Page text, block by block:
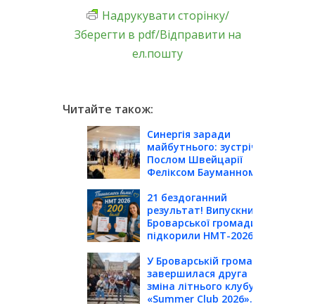
Надрукувати сторінку/
Зберегти в pdf/Відправити на
ел.пошту
Читайте також:
Синергія заради
майбутнього: зустріч із
Послом Швейцарії
Феліксом Бауманном...
21 бездоганний
результат! Випускники
Броварської громади
підкорили НМТ-2026...
У Броварській громаді
завершилася друга
зміна літнього клубу
«Summer Club 2026»...